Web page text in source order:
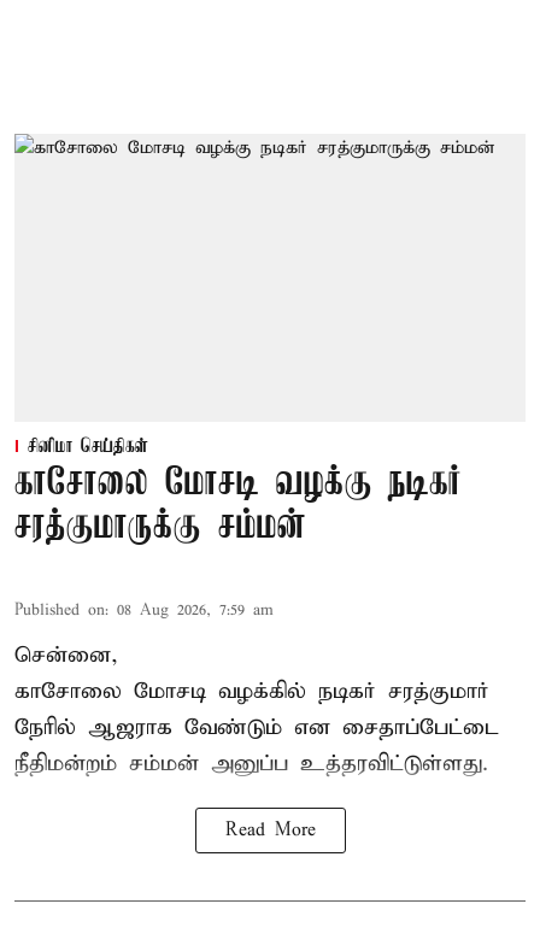
சினிமா செய்திகள்
காசோலை மோசடி வழக்கு நடிகர்
சரத்குமாருக்கு சம்மன்
Published on: 08 Aug 2026, 7:59 am
சென்னை,
காசோலை மோசடி வழக்கில் நடிகர் சரத்குமார்
நேரில் ஆஜராக வேண்டும் என சைதாப்பேட்டை
நீதிமன்றம் சம்மன் அனுப்ப உத்தரவிட்டுள்ளது.
Read More